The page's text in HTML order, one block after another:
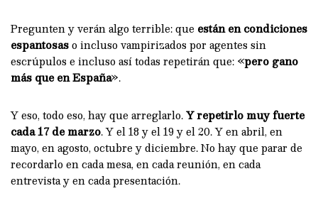
Pregunten y verán algo terrible: que están en condiciones
espantosaso incluso vampirizados por agentes sin
escrúpulos e incluso así todas repetirán que: «pero gano
más que en España».
Y eso, todo eso, hay que arreglarlo.Y repetirlo muy fuerte
cada 17 de marzo. Y el 18 y el 19 y el 20. Y en abril, en
mayo, en agosto, octubre y diciembre. No hay que parar de
recordarlo en cada mesa, en cada reunión, en cada
entrevista y en cada presentación.